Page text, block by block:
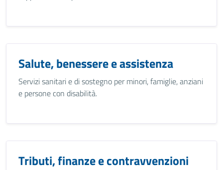
Salute, benessere e assistenza
Servizi sanitari e di sostegno per minori, famiglie, anziani
e persone con disabilità.
Tributi, finanze e contravvenzioni